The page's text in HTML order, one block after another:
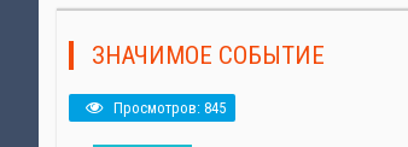
ЗНАЧИМОЕ СОБЫТИЕ
Просмотров: 845